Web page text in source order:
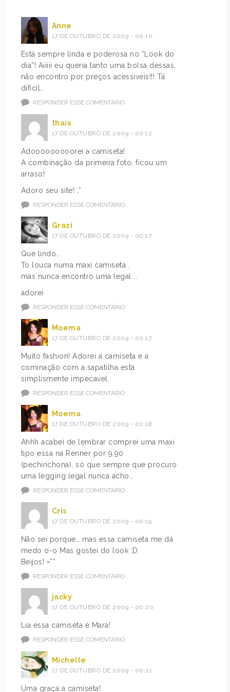
Anne
17 DE OUTUBRO DE 2009 - 00:10
Está sempre linda e poderosa no “Look do
dia”! Aiiiii eu queria tanto uma bolsa dessas,
não encontro por preços acessíveis!!! Tá
difícil…
RESPONDER ESSE COMENTÁRIO
thaís
17 DE OUTUBRO DE 2009 - 00:12
Adooooooooorei a camiseta!
A combinação da primeira foto, ficou um
arraso!
Adoro seu site! ;*
RESPONDER ESSE COMENTÁRIO
Grazi
17 DE OUTUBRO DE 2009 - 00:17
Que lindo..
To louca numa maxi camiseta..
mas nunca encontro uma legal ..
adorei
RESPONDER ESSE COMENTÁRIO
Moema
17 DE OUTUBRO DE 2009 - 00:17
Muito fashion! Adorei a camiseta e a
cominação com a sapatilha está
simplismente impecavel.
RESPONDER ESSE COMENTÁRIO
Moema
17 DE OUTUBRO DE 2009 - 00:18
Ahhh acabei de lembrar comprei uma maxi
tipo essa na Renner por 9,90
(pechinchona), só que sempre que procuro
uma legging legal nunca acho…
RESPONDER ESSE COMENTÁRIO
Cris
17 DE OUTUBRO DE 2009 - 00:19
Não sei porque… mas essa camiseta me dá
medo o-o Mas gostei do look ;D
Beijos! =**
RESPONDER ESSE COMENTÁRIO
jacky
17 DE OUTUBRO DE 2009 - 00:20
Lia essa camiseta é Mara!
RESPONDER ESSE COMENTÁRIO
Michelle
17 DE OUTUBRO DE 2009 - 00:21
Uma graça a camiseta!